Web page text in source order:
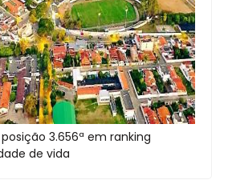
3.656ª em ranking
de vida